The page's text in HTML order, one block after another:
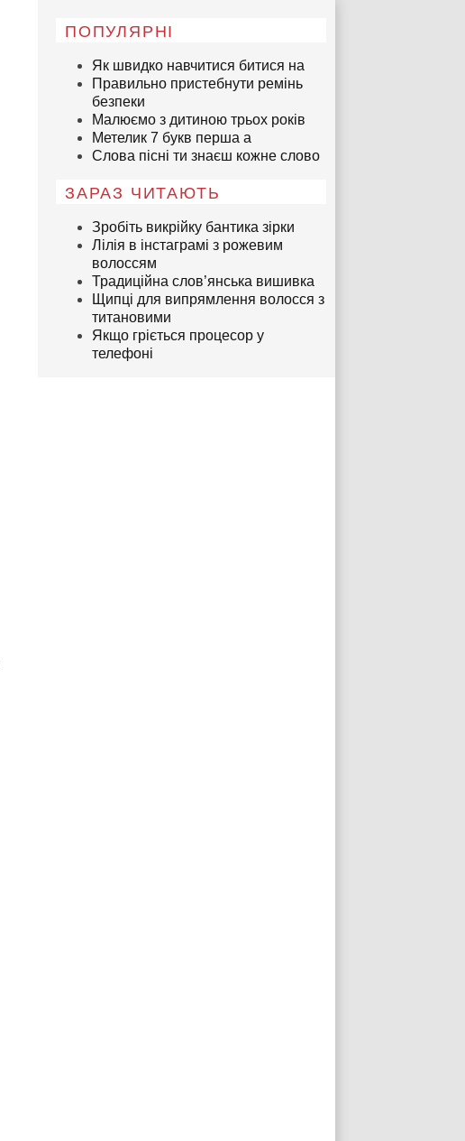
ПОПУЛЯРНІ
Як швидко навчитися битися на
Правильно пристебнути ремінь
безпеки
Малюємо з дитиною трьох років
Метелик 7 букв перша а
Слова пісні ти знаєш кожне слово
ЗАРАЗ ЧИТАЮТЬ
Зробіть викрійку бантика зірки
Лілія в інстаграмі з рожевим
волоссям
Традиційна слов’янська вишивка
Щипці для випрямлення волосся з
титановими
Якщо гріється процесор у
телефоні